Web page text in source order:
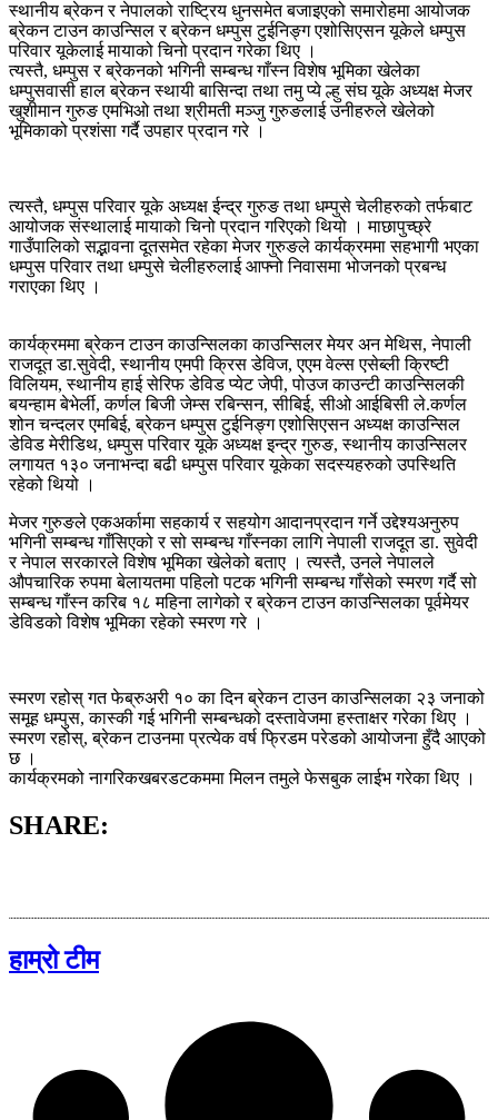
स्थानीय ब्रेकन र नेपालको राष्ट्रिय धुनसमेत बजाइएको समारोहमा आयोजक
ब्रेकन टाउन काउन्सिल र ब्रेकन धम्पुस टुईनिङ्ग एशोसिएसन यूकेले धम्पुस
परिवार यूकेलाई मायाको चिनो प्रदान गरेका थिए ।
त्यस्तै, धम्पुस र ब्रेकनको भगिनी सम्बन्ध गाँस्न विशेष भूमिका खेलेका
धम्पुसवासी हाल ब्रेकन स्थायी बासिन्दा तथा तमु प्ये ल्हु संघ यूके अध्यक्ष मेजर
खुशीमान गुरुङ एमभिओ तथा श्रीमती मञ्जु गुरुङलाई उनीहरुले खेलेको
भूमिकाको प्रशंसा गर्दै उपहार प्रदान गरे ।
त्यस्तै, धम्पुस परिवार यूके अध्यक्ष ईन्द्र गुरुङ तथा धम्पुसे चेलीहरुको तर्फबाट
आयोजक संस्थालाई मायाको चिनो प्रदान गरिएको थियो । माछापुच्छ्रे
गाउँपालिको सद्भावना दूतसमेत रहेका मेजर गुरुङले कार्यक्रममा सहभागी भएका
धम्पुस परिवार तथा धम्पुसे चेलीहरुलाई आफ्नो निवासमा भोजनको प्रबन्ध
गराएका थिए ।
कार्यक्रममा ब्रेकन टाउन काउन्सिलका काउन्सिलर मेयर अन मेथिस, नेपाली
राजदूत डा.सुवेदी, स्थानीय एमपी क्रिस डेविज, एएम वेल्स एसेब्ली क्रिष्टी
विलियम, स्थानीय हाई सेरिफ डेविड प्येट जेपी, पोउज काउन्टी काउन्सिलकी
बयन्हाम बेभेर्ली, कर्णल बिजी जेम्स रबिन्सन, सीबिई, सीओ आईबिसी ले.कर्णल
शोन चन्दलर एमबिई, ब्रेकन धम्पुस टुईनिङ्ग एशोसिएसन अध्यक्ष काउन्सिल
डेविड मेरीडिथ, धम्पुस परिवार यूके अध्यक्ष इन्द्र गुरुङ, स्थानीय काउन्सिलर
लगायत १३० जनाभन्दा बढी धम्पुस परिवार यूकेका सदस्यहरुको उपस्थिति
रहेको थियो ।
मेजर गुरुङले एकअर्कामा सहकार्य र सहयोग आदानप्रदान गर्ने उद्देश्यअनुरुप
भगिनी सम्बन्ध गाँसिएको र सो सम्बन्ध गाँस्नका लागि नेपाली राजदूत डा. सुवेदी
र नेपाल सरकारले विशेष भूमिका खेलेको बताए । त्यस्तै, उनले नेपालले
औपचारिक रुपमा बेलायतमा पहिलो पटक भगिनी सम्बन्ध गाँसेको स्मरण गर्दै सो
सम्बन्ध गाँस्न करिब १८ महिना लागेको र ब्रेकन टाउन काउन्सिलका पूर्वमेयर
डेविडको विशेष भूमिका रहेको स्मरण गरे ।
स्मरण रहोस् गत फेब्रुअरी १० का दिन ब्रेकन टाउन काउन्सिलका २३ जनाको
समूह धम्पुस, कास्की गई भगिनी सम्बन्धको दस्तावेजमा हस्ताक्षर गरेका थिए ।
स्मरण रहोस्, ब्रेकन टाउनमा प्रत्येक वर्ष फ्रिडम परेडको आयोजना हुँदै आएको
छ ।
कार्यक्रमको नागरिकखबरडटकममा मिलन तमुले फेसबुक लाईभ गरेका थिए ।
SHARE:
हाम्रो टीम